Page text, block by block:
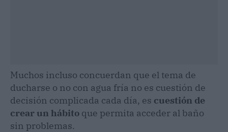
Muchos incluso concuerdan que el tema de
ducharse o no con agua fría no es cuestión de
decisión complicada cada día, es cuestión de
crear un hábito que permita acceder al baño
sin problemas.